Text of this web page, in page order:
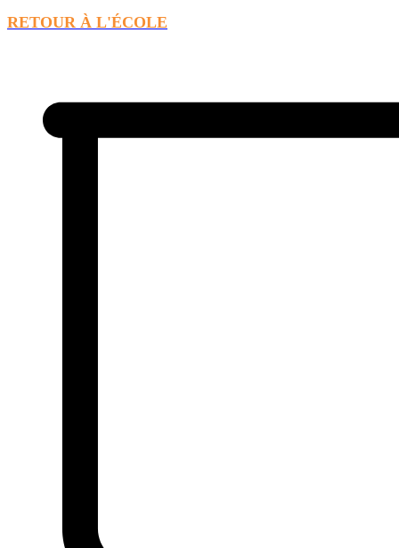
RETOUR À L'ÉCOLE